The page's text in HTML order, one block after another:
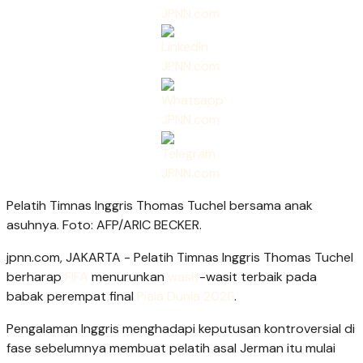
Pelatih Timnas Inggris Thomas Tuchel bersama anak
asuhnya. Foto: AFP/ARIC BECKER.
jpnn.com, JAKARTA - Pelatih Timnas Inggris Thomas Tuchel
berharap FIFA menurunkan wasit-wasit terbaik pada
babak perempat final Piala Dunia 2026.
Pengalaman Inggris menghadapi keputusan kontroversial di
fase sebelumnya membuat pelatih asal Jerman itu mulai